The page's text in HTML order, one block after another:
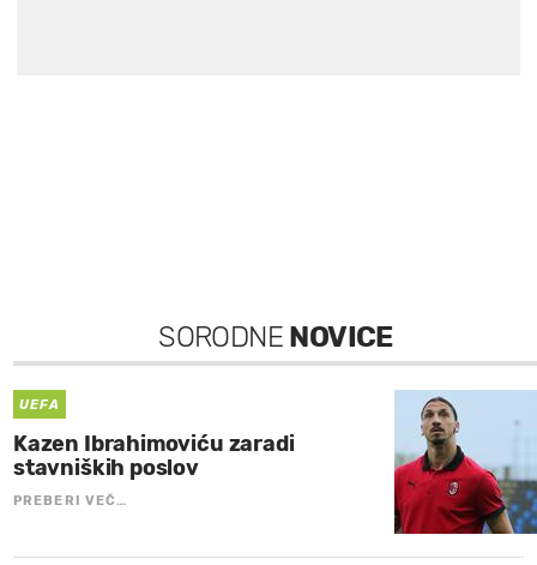
SORODNE NOVICE
UEFA
Kazen Ibrahimoviću zaradi
stavniških poslov
PREBERI VEČ…